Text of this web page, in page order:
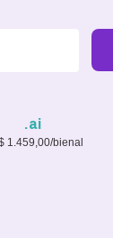
.ai
1.459,00/bienal